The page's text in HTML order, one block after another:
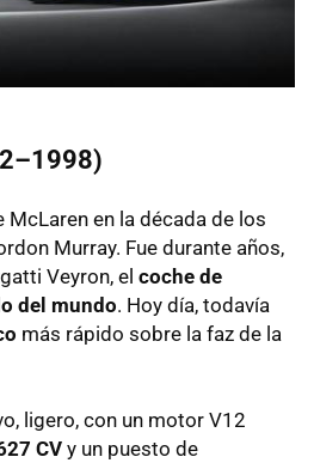
McLaren en la década de los
Murray. Fue durante años,
Veyron, el coche de
del mundo. Hoy día, todavía
más rápido sobre la faz de la
ligero, con un motor V12
CV y un puesto de